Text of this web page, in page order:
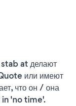
at делают
или имеют
что он / она
in 'no time'.